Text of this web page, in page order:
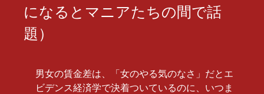
になるとマニアたちの間で話
題）
男女の賃金差は、「女のやる気のなさ」だとエ
ビデンス経済学で決着ついているのに、いつま